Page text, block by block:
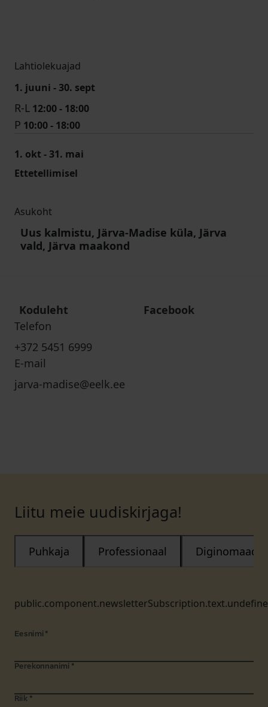
Lahtiolekuajad
1. juuni - 30. sept
R-L 12:00 - 18:00
P 10:00 - 18:00
1. okt - 31. mai
Ettetellimisel
Asukoht
Uus kalmistu, Järva-Madise küla, Järva
vald, Järva maakond
Koduleht
Facebook
Telefon
+372 5451 6999
E-mail
jarva-madise@eelk.ee
Liitu meie uudiskirjaga!
Puhkaja Professionaal Diginomaad
Eesnimi *
Perekonnanimi *
Riik *